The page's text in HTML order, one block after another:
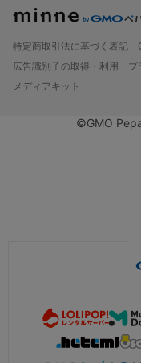
特定商取引法に基づく表記
広告識別子の取得・利用
プ
メディアキット
©GMO